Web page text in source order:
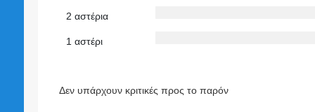
2 αστέρια
1 αστέρι
Δεν υπάρχουν κριτικές προς το παρόν